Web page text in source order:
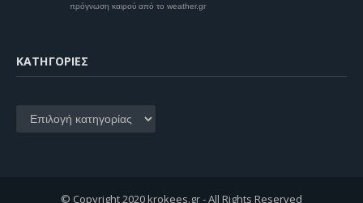
πρόγνωση καιρού από το weather.gr
KΑΤΗΓΟΡΊΕΣ
Kατηγορίες
© Copyright 2020 krokees.gr - All Rights Reserved